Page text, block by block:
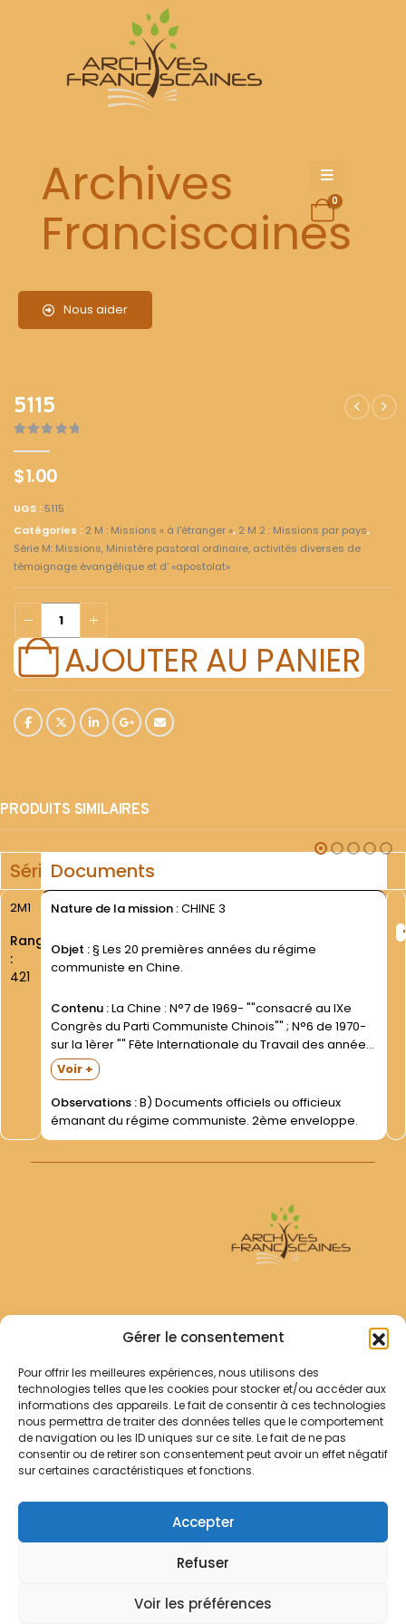
Gérer le consentement
Pour offrir les meilleures expériences, nous utilisons des
technologies telles que les cookies pour stocker et/ou accéder aux
informations des appareils. Le fait de consentir à ces technologies
nous permettra de traiter des données telles que le comportement
de navigation ou les ID uniques sur ce site. Le fait de ne pas
consentir ou de retirer son consentement peut avoir un effet négatif
sur certaines caractéristiques et fonctions.
Accepter
Refuser
Voir les préférences
Archives
Franciscaines
Nous aider
0
5115
$1.00
UGS : 5115
Catégories : 2 M : Missions « à l'étranger », 2 M 2 : Missions par pays,
Série M: Missions, Ministère pastoral ordinaire, activités diverses de
témoignage évangélique et d' «apostolat»
AJOUTER AU PANIER
PRODUITS SIMILAIRES
SérieDocuments
2M1
Rang
:
421
Nature de la mission :CHINE 3
Objet :§ Les 20 premières années du régime
communiste en Chine.
Contenu :La Chine : N°7 de 1969- ""consacré au IXe
Congrès du Parti Communiste Chinois"" ; N°6 de 1970-
sur la 1èrer "" Fête Internationale du Travail des années
70 "". La Chine en construction. Revue mensuelle…
(Pékin)- 7ème année- n°10-...
Voir +
Observations :B) Documents officiels ou officieux
émanant du régime communiste. 2ème enveloppe.
Archives Franciscaines
RECHERCHER
Comment chercher ?
Les archives
Notre démarche
Contact